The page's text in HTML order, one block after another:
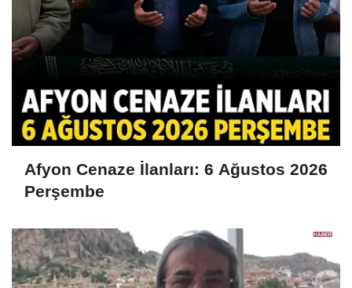
Afyon Cenaze İlanları: 6 Ağustos 2026
Perşembe